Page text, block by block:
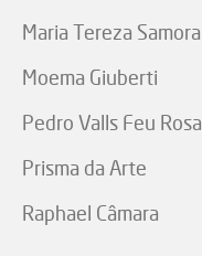
Maria Tereza Samora
Moema Giuberti
Pedro Valls Feu Rosa
Prisma da Arte
Raphael Câmara